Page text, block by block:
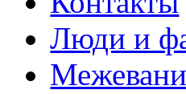
Люди и